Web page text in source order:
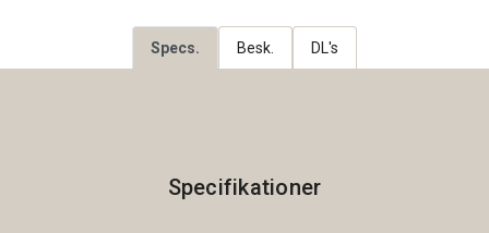
Specs. Besk. DL's
Specifikationer